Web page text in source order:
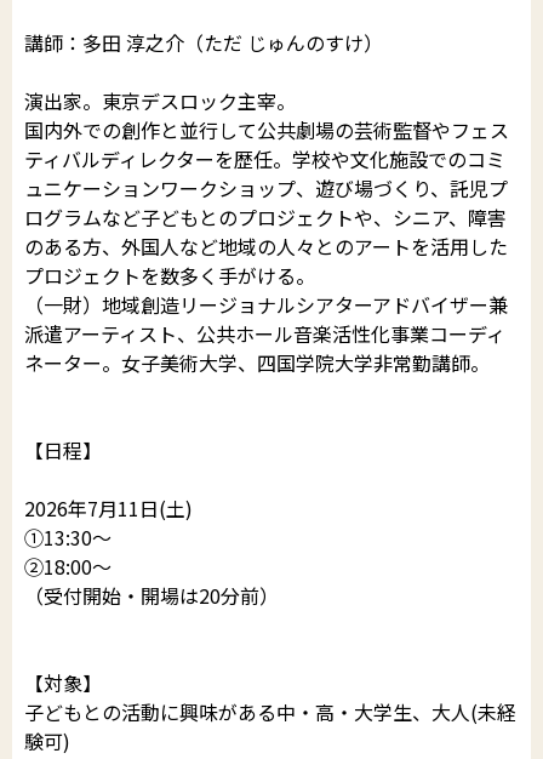
講師：多田 淳之介（ただ じゅんのすけ）
演出家。東京デスロック主宰。
国内外での創作と並行して公共劇場の芸術監督やフェス
ティバルディレクターを歴任。学校や文化施設でのコミ
ュニケーションワークショップ、遊び場づくり、託児プ
ログラムなど子どもとのプロジェクトや、シニア、障害
のある方、外国人など地域の人々とのアートを活用した
プロジェクトを数多く手がける。
（一財）地域創造リージョナルシアターアドバイザー兼
派遣アーティスト、公共ホール音楽活性化事業コーディ
ネーター。女子美術大学、四国学院大学非常勤講師。
【日程】
2026年7月11日(土)
①13:30〜
②18:00〜
（受付開始・開場は20分前）
【対象】
子どもとの活動に興味がある中・高・大学生、大人(未経
験可)